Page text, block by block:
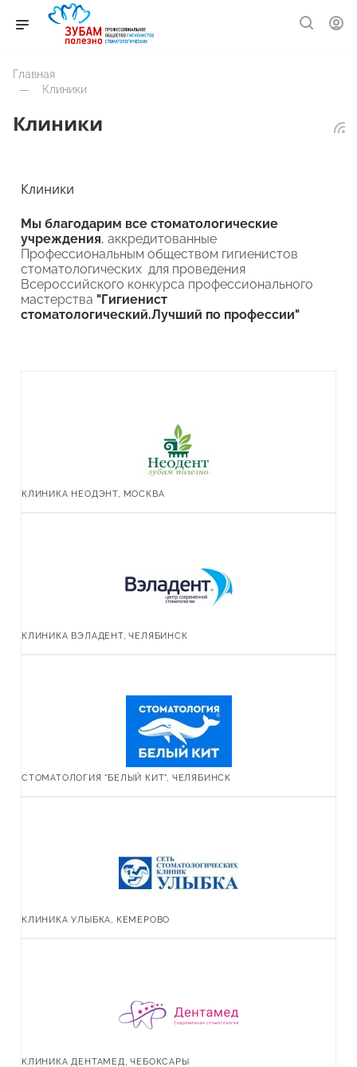
Клиники
Главная
—
Клиники
Клиники
Мы благодарим все стоматологические
учреждения, аккредитованные
Профессиональным обществом гигиенистов
стоматологических для проведения
Всероссийского конкурса профессионального
мастерства "Гигиенист
стоматологический.Лучший по профессии"
КЛИНИКА НЕОДЭНТ, МОСКВА
КЛИНИКА ВЭЛАДЕНТ, ЧЕЛЯБИНСК
СТОМАТОЛОГИЯ "БЕЛЫЙ КИТ", ЧЕЛЯБИНСК
КЛИНИКА УЛЫБКА, КЕМЕРОВО
КЛИНИКА ДЕНТАМЕД, ЧЕБОКСАРЫ